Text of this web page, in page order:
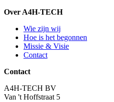
Over A4H-TECH
Wie zijn wij
Hoe is het begonnen
Missie & Visie
Contact
Contact
A4H-TECH BV
Van 't Hoffstraat 5